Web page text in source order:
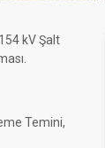
kV Şalt
Temini,